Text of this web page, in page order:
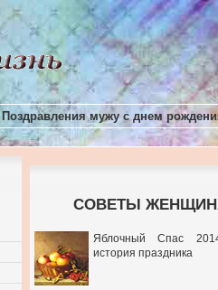
Поздравления мужу с днем
СОВЕТЫ
Яблочный Спас
история праздника